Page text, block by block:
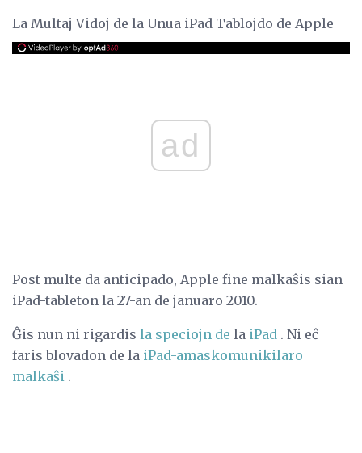
La Multaj Vidoj de la Unua iPad Tablojdo de Apple
ad
Post multe da anticipado, Apple fine malkaŝis sian
iPad-tableton la 27-an de januaro 2010.
Ĝis nun ni rigardis la speciojn de la iPad . Ni eĉ
faris blovadon de la iPad-amaskomunikilaro
malkaŝi .